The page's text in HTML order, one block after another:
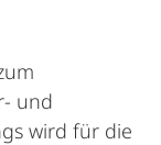
und
wird für die